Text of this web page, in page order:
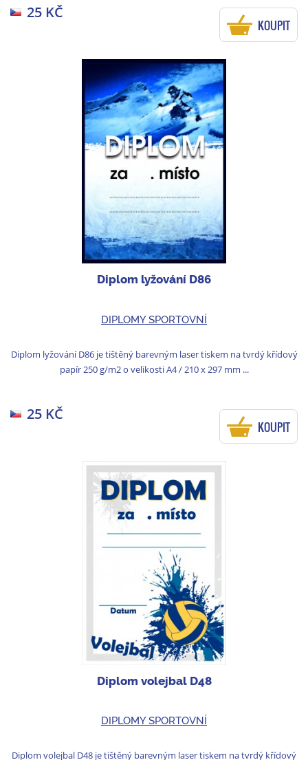
25 KČ
KOUPIT
Diplom lyžování D86
DIPLOMY SPORTOVNÍ
Diplom lyžování D86 je tištěný barevným laser tiskem na tvrdý křídový
papír 250 g/m2 o velikosti A4 / 210 x 297 mm ...
25 KČ
KOUPIT
Diplom volejbal D48
DIPLOMY SPORTOVNÍ
Diplom volejbal D48 je tištěný barevným laser tiskem na tvrdý křídový